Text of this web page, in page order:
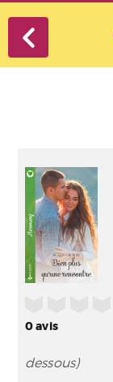
0avis
dessous)